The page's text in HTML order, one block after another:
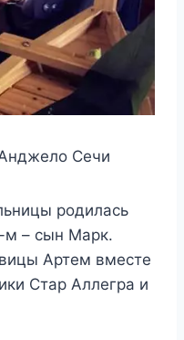
Сечи
родилась
м – сын Марк.
Артем вместе
Стар Аллегра и